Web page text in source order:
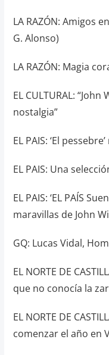
LA RAZÓN: Amigos
G. Alonso)
LA RAZÓN: Magia
EL CULTURAL:
nostalgia”
EL PAIS: ‘El
EL PAIS: Una
EL PAIS: ‘EL PAÍS
maravillas de John
GQ: Lucas Vidal,
EL NORTE DE
que no conocía la
EL NORTE DE
comenzar el año en